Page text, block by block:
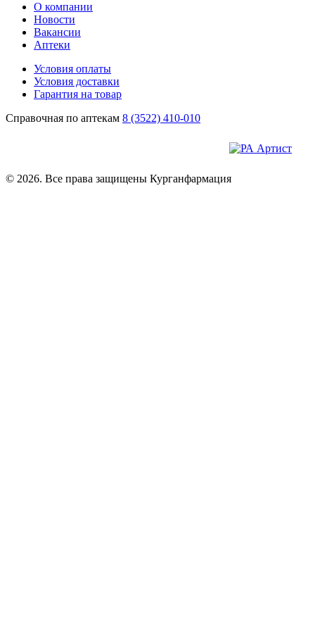
О компании
Новости
Вакансии
Аптеки
Условия оплаты
Условия доставки
Гарантия на товар
Справочная по аптекам 8 (3522) 410-010
© 2026. Все права защищены Курганфармация